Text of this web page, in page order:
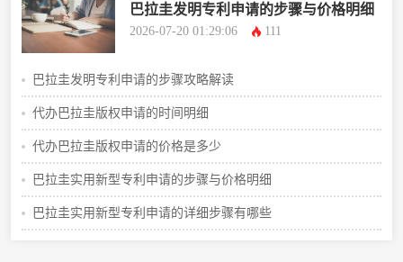
巴拉圭发明专利申请的步骤与价格明细
2026-07-20 01:29:06 111
巴拉圭发明专利申请的步骤攻略解读
代办巴拉圭版权申请的时间明细
代办巴拉圭版权申请的价格是多少
巴拉圭实用新型专利申请的步骤与价格明细
巴拉圭实用新型专利申请的详细步骤有哪些